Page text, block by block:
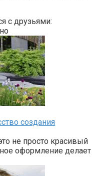
с друзьями:
создания
не просто красивый
оформление делает